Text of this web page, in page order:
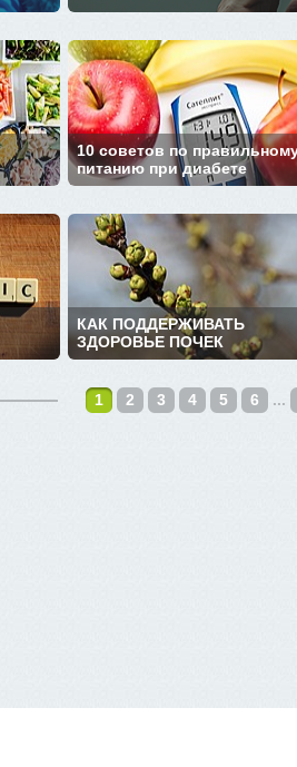
10 советов по
питанию при диабете
КАК ПОДДЕРЖИВАТЬ
ЗДОРОВЬЕ ПОЧЕК
1 2 3 4 5 6 ...